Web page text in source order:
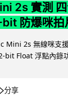
2s 實測
防爆咪拍
Mini 2s 無線咪支
bit Float 浮點內錄
分享